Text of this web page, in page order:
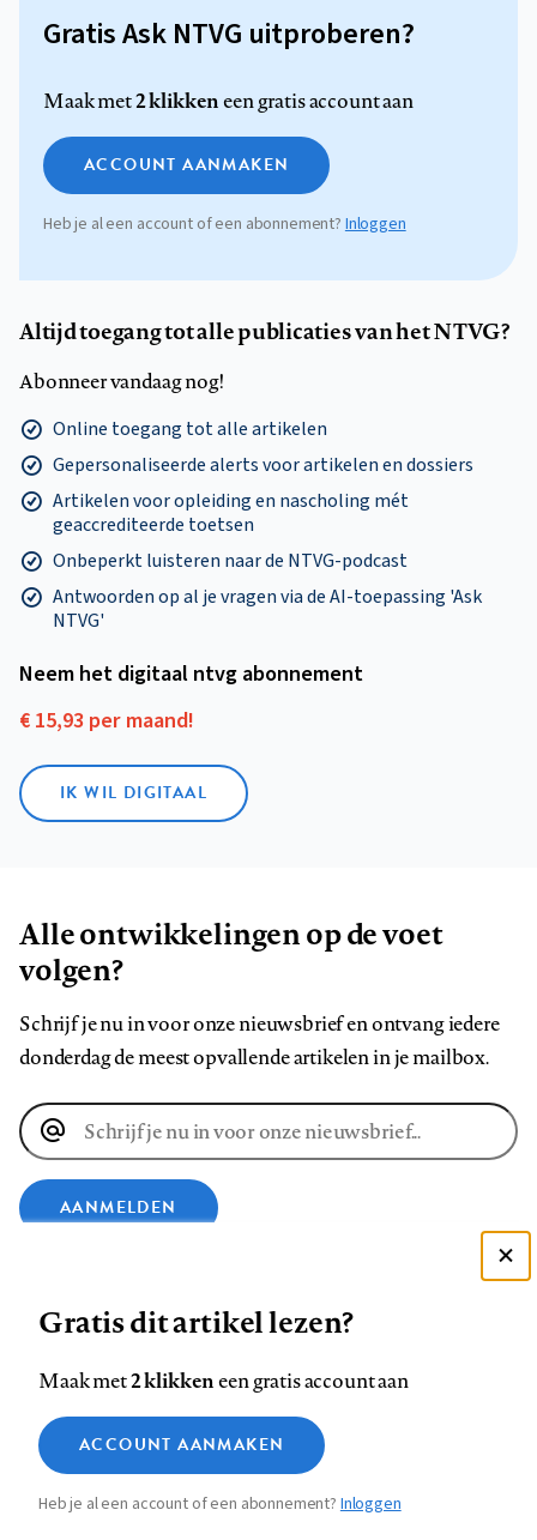
Gratis Ask NTVG uitproberen?
Maak met2 klikkeneen gratis account aan
ACCOUNT AANMAKEN
Heb je al een account of een abonnement?Inloggen
Altijd toegang tot alle publicaties van het NTVG?
Abonneer vandaag nog!
Online toegang tot alle artikelen
Gepersonaliseerde alerts voor artikelen en dossiers
Artikelen voor opleiding en nascholing mét
geaccrediteerde toetsen
Onbeperkt luisteren naar de NTVG-podcast
Antwoorden op al je vragen via de AI-toepassing 'Ask
NTVG'
Neem het digitaal ntvg abonnement
€ 15,93 per maand!
IK WIL DIGITAAL
Alle ontwikkelingen op de voet
volgen?
Schrijf je nu in voor onze nieuwsbrief en ontvang iedere
donderdag de meest opvallende artikelen in je mailbox.
E-
mailadres
AANMELDEN
op
Facebook
op
LinkedIn
op
Bluesky
ons
op
InstagramYouTube
Footer
Contact Colofon Disclaimer Privacy
Medische vragen verdienen
betrouwbare antwoorden
Zie onze cookie policy
Analytische cookies
Marketing cookies
Gratis dit artikel lezen?
Maak met2 klikkeneen gratis account aan
ACCOUNT AANMAKEN
Heb je al een account of een abonnement?Inloggen